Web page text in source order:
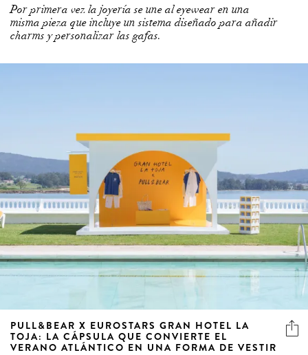
Por primera vez la joyería se une al eyewear en una
misma pieza que incluye un sistema diseñado para añadir
charms y personalizar las gafas.
PULL&BEAR X EUROSTARS GRAN HOTEL LA
TOJA: LA CÁPSULA QUE CONVIERTE EL
VERANO ATLÁNTICO EN UNA FORMA DE VESTIR